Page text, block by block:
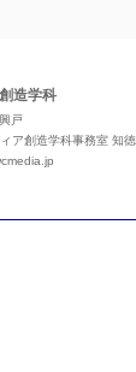
造学科
戸
ア創造学科事務室 知